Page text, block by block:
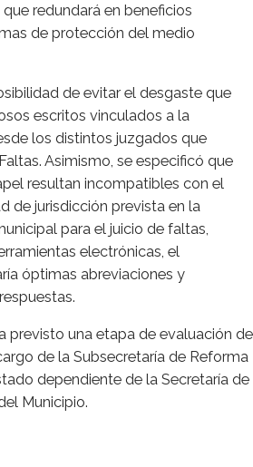
redundará en beneficios
de protección del medio
de evitar el desgaste que
escritos vinculados a la
los distintos juzgados que
Asimismo, se especificó que
resultan incompatibles con el
de jurisdicción prevista en la
para el juicio de faltas,
electrónicas, el
óptimas abreviaciones y
previsto una etapa de evaluación de
de la Subsecretaría de Reforma
dependiente de la Secretaría de
Municipio.